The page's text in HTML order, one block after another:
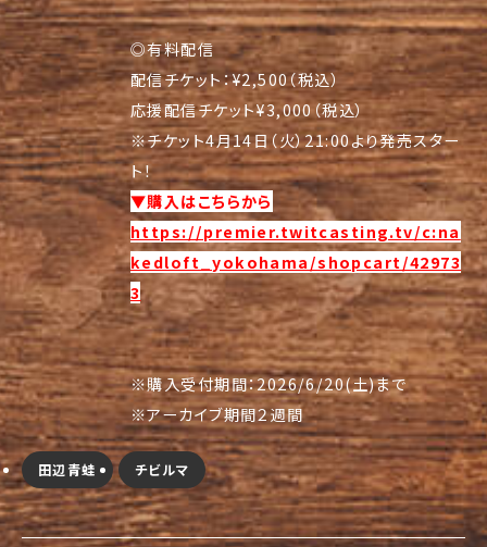
◎有料配信
配信チケット：¥2,500（税込）
応援配信チケット¥3,000（税込）
※チケット4月14日（火）21:00より発売スター
ト！
▼購入はこちらから
https://premier.twitcasting.tv/c:na
kedloft_yokohama/shopcart/42973
3
※購入受付期間：2026/6/20(土)まで
※アーカイブ期間２週間
田辺青蛙 チビルマ